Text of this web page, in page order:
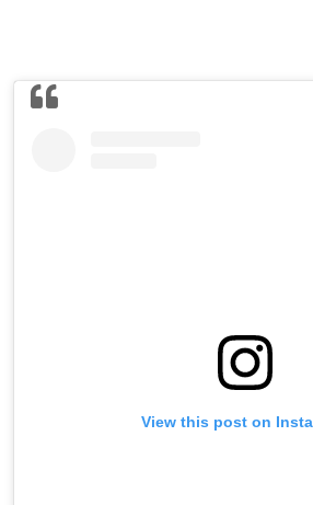
View this post on